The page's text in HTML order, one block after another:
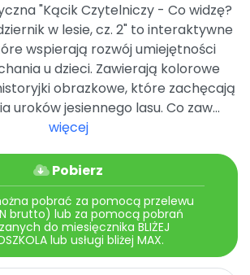
"Kącik Czytelniczy - Co widzę?
w lesie, cz. 2" to interaktywne
wspierają rozwój umiejętności
u dzieci. Zawierają kolorowe
obrazkowe, które zachęcają
uroków jesiennego lasu. Co zaw...
więcej
Pobierz
pobrać za pomocą przelewu
brutto) lub za pomocą pobrań
do miesięcznika BLIŻEJ
lub usługi bliżej MAX.